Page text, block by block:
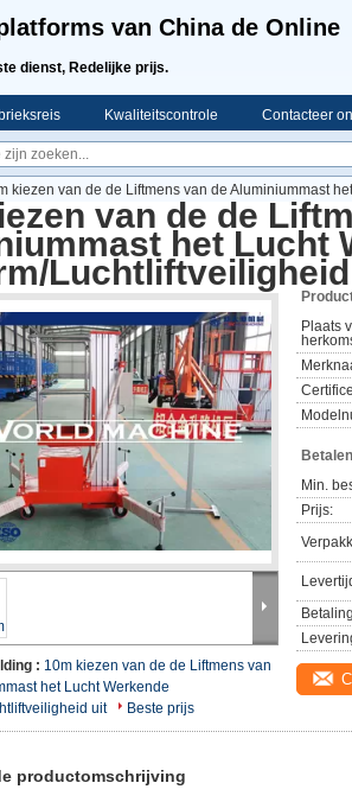
van China de Online
dienst, Redelijke prijs.
Kwaliteitscontrole Contacteer
kiezen van de de Liftmens van de Aluminiummast
van de de
het Lucht
: 10m kiezen van de de Liftmens van
het Lucht Werkende
uit
Beste prijs
Plaats
Min.
Prijs:
productomschrijving